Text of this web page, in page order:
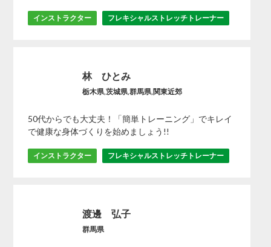
インストラクター フレキシャルストレッチトレーナー
林 ひとみ
栃木県,茨城県,群馬県,関東近郊
50代からでも大丈夫！「簡単トレーニング」でキレイ
で健康な身体づくりを始めましょう!!
インストラクター フレキシャルストレッチトレーナー
渡邊 弘子
群馬県